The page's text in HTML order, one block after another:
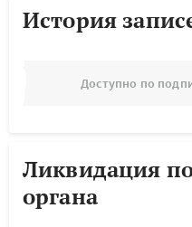
История
Доступно по
Ликвидация
органа